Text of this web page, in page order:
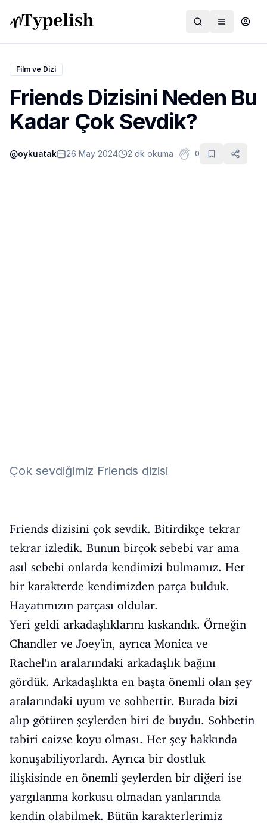
Dünya
Film ve Dizi
Kültür ve Sanat
Film ve Dizi
Friends Dizisini Neden Bu
Kadar Çok Sevdik?
@oykuatak 26 May 2024 2 dk okuma 0
Çok sevdiğimiz Friends dizisi
Friends dizisini çok sevdik. Bitirdikçe tekrar
tekrar izledik. Bunun birçok sebebi var ama
asıl sebebi onlarda kendimizi bulmamız. Her
bir karakterde kendimizden parça bulduk.
Hayatımızın parçası oldular.
Yeri geldi arkadaşlıklarını kıskandık. Örneğin
Chandler ve Joey'in, ayrıca Monica ve
Rachel'ın aralarındaki arkadaşlık bağını
gördük. Arkadaşlıkta en başta önemli olan şey
aralarındaki uyum ve sohbettir. Burada bizi
alıp götüren şeylerden biri de buydu. Sohbetin
tabiri caizse koyu olması. Her şey hakkında
konuşabiliyorlardı. Ayrıca bir dostluk
ilişkisinde en önemli şeylerden bir diğeri ise
yargılanma korkusu olmadan yanlarında
kendin olabilmek. Bütün karakterlerimiz